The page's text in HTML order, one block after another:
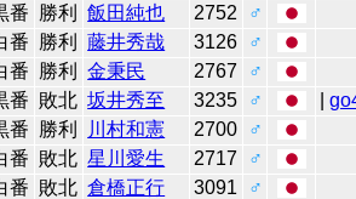
番 勝利 飯田純也 2752
♂
番 勝利 藤井秀哉 3126
♂
番 勝利 金秉民 2767
♂
番 敗北 坂井秀至 3235 ♂ |
番 勝利 川村和憲 2700
♂
番 敗北 星川愛生 2717
♂
番 敗北 倉橋正行 3091
♂